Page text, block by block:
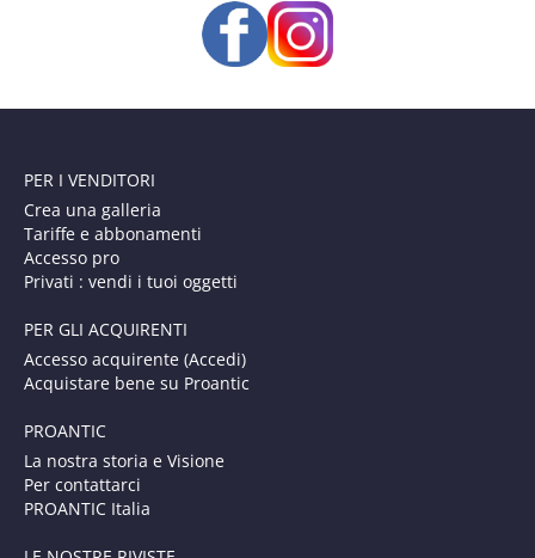
PER I VENDITORI
Crea una galleria
Tariffe e abbonamenti
Accesso pro
Privati : vendi i tuoi oggetti
PER GLI ACQUIRENTI
Accesso acquirente (Accedi)
Acquistare bene su Proantic
PROANTIC
La nostra storia e Visione
Per contattarci
PROANTIC Italia